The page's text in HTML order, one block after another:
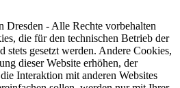
- Alle Rechte vorbehalten
die für den technischen Betrieb der
gesetzt werden. Andere Cookies,
dieser Website erhöhen, der